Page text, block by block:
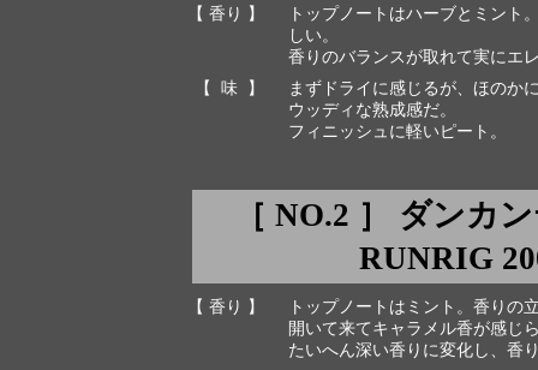
【 香り 】
トップノートはハーブとミント
しい。
香りのバランスが取れて実にエ
【 味 】
まずドライに感じるが、ほのか
ウッディな熟成感だ。
フィニッシュに軽いピート。
［ NO.2 ］ ダンカ
RUNRIG
【 香り 】
トップノートはミント。香りの
開いて来てキャラメル香が感じ
たいへん深い香りに変化し、香